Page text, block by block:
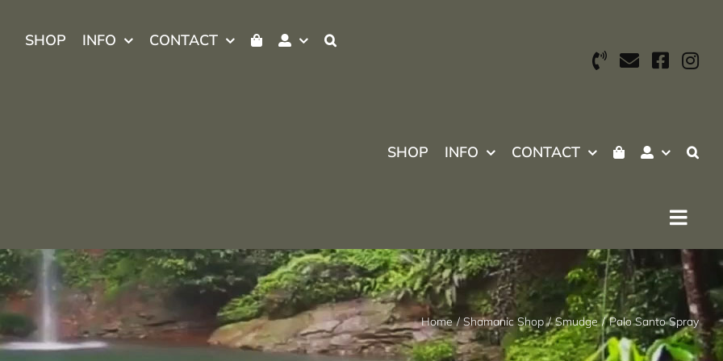
SHOP INFO CONTACT
SHOP INFO CONTACT
Home Shamanic Shop Smudge Palo Santo Spray